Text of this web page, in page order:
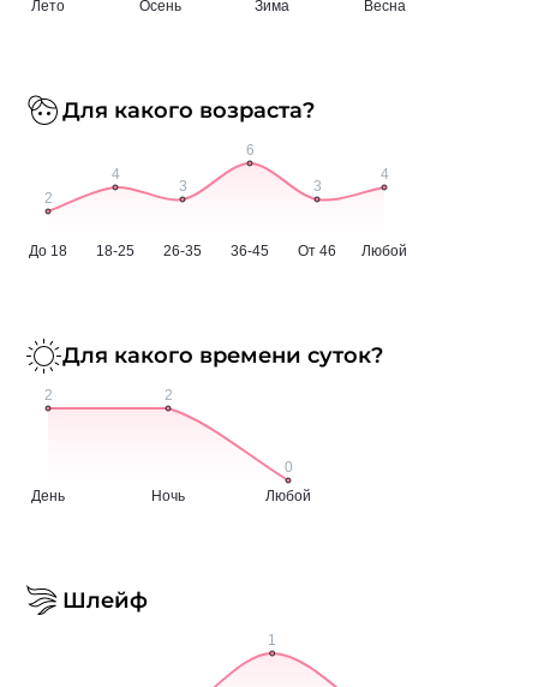
Для какого возраста?
Для какого времени суток?
Шлейф